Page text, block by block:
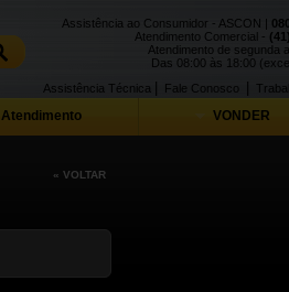
Assistência ao Consumidor - ASCON |
Atendimento Comercial -
Atendimento de segunda
Das 08:00 às 18:00
Fale Conosco
Assistência Técnica
Atendimento VONDER
« VOLTAR